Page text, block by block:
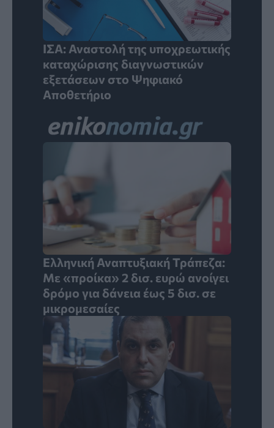
ΙΣΑ: Αναστολή της υποχρεωτικής
καταχώρισης διαγνωστικών
εξετάσεων στο Ψηφιακό
Αποθετήριο
Ελληνική Αναπτυξιακή Τράπεζα:
Με «προίκα» 2 δισ. ευρώ ανοίγει
δρόμο για δάνεια έως 5 δισ. σε
μικρομεσαίες